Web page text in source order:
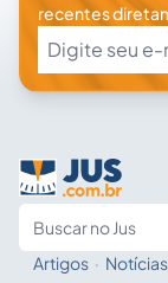
recentes
Artigos · Notícias